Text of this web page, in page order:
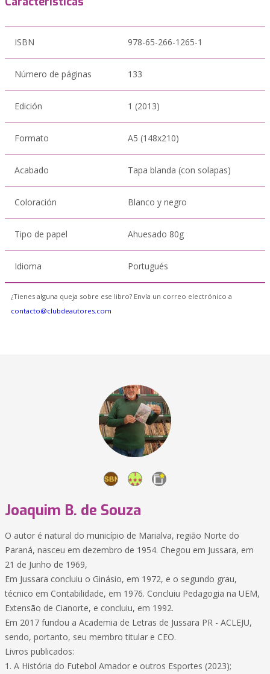
ISBN 978-65-266-1265-1
Número de páginas 133
Edición 1 (2013)
Formato A5 (148x210)
Acabado Tapa blanda (con solapas)
Coloración Blanco y negro
Tipo de papel Ahuesado 80g
Idioma Portugués
¿Tienes alguna queja sobre ese libro? Envía un correo electrónico a
contacto@clubdeautores.com
Joaquim B. de Souza
O autor é natural do município de Marialva, região Norte do
Paraná, nasceu em dezembro de 1954. Chegou em Jussara, em
21 de Junho de 1969,
Em Jussara concluiu o Ginásio, em 1972, e o segundo grau,
técnico em Contabilidade, em 1976. Concluiu Pedagogia na UEM,
Extensão de Cianorte, e concluiu, em 1992.
Em 2017 fundou a Academia de Letras de Jussara PR - ACLEJU,
sendo, portanto, seu membro titular e CEO.
Livros publicados:
1. A História do Futebol Amador e outros Esportes (2023);